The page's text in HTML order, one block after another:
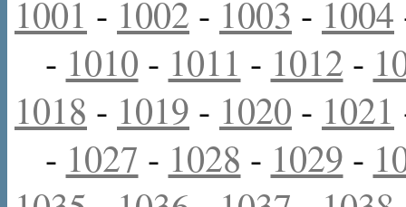
1001 - 1002 - 1003 - 1004
- 1010 - 1011 - 1012 -
1018 - 1019 - 1020 - 1021
- 1027 - 1028 - 1029 -